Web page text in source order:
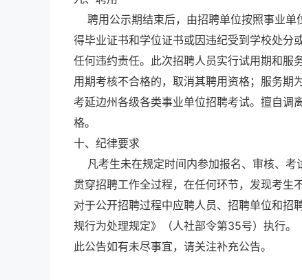
聘用公示期结束后，由招聘单位按照事业单
得毕业证书和学位证书或因违纪受到学校处分
任何违约责任。此次招聘人员实行试用期和服
用期考核不合格的，取消其聘用资格；服务期
考延边州各级各类事业单位招聘考试。擅自调
格。
十、纪律要求
凡考生未在规定时间内参加报名、审核、考
贯穿招聘工作全过程，在任何环节，发现考生
对于公开招聘过程中应聘人员、招聘单位和招
规行为处理规定》（人社部令第35号）执行。
此公告如有未尽事宜，请关注补充公告。